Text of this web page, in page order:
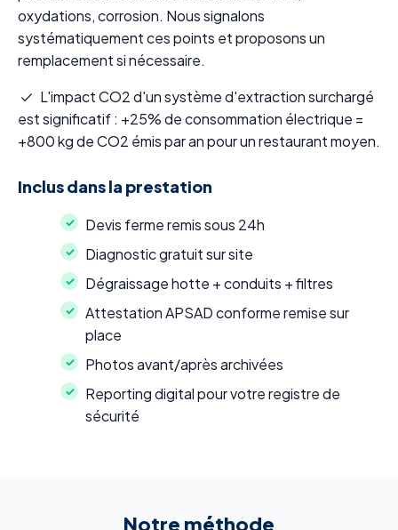
oxydations, corrosion. Nous signalons
systématiquement ces points et proposons un
remplacement si nécessaire.
L'impact CO2 d'un système d'extraction surchargé
est significatif : +25% de consommation électrique =
+800 kg de CO2 émis par an pour un restaurant moyen.
Inclus dans la prestation
Devis ferme remis sous 24h
Diagnostic gratuit sur site
Dégraissage hotte + conduits + filtres
Attestation APSAD conforme remise sur
place
Photos avant/après archivées
Reporting digital pour votre registre de
sécurité
Notre méthode